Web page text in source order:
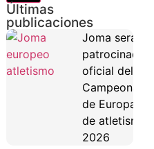
Últimas
publicaciones
Joma será
patrocinador
oficial del
Campeonato
de Europa
de atletismo
2026